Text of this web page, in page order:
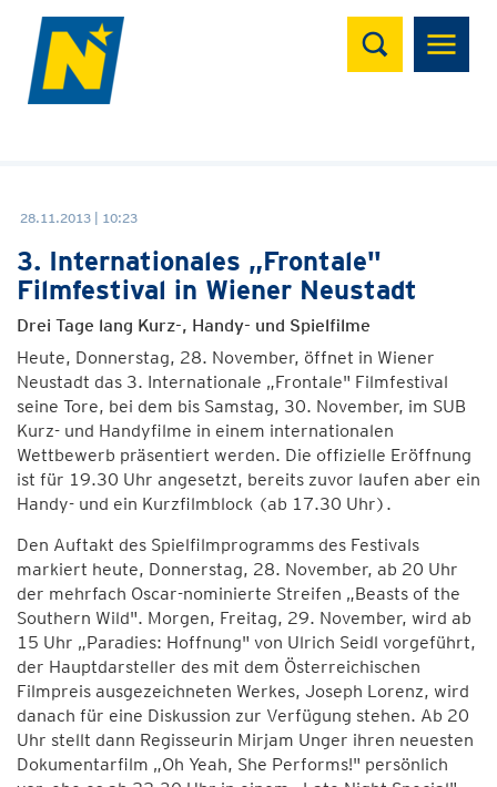
Suchen
28.11.2013 | 10:23
3. Internationales „Frontale"
Filmfestival in Wiener Neustadt
Drei Tage lang Kurz-, Handy- und Spielfilme
Heute, Donnerstag, 28. November, öffnet in Wiener
Neustadt das 3. Internationale „Frontale" Filmfestival
seine Tore, bei dem bis Samstag, 30. November, im SUB
Kurz- und Handyfilme in einem internationalen
Wettbewerb präsentiert werden. Die offizielle Eröffnung
ist für 19.30 Uhr angesetzt, bereits zuvor laufen aber ein
Handy- und ein Kurzfilmblock (ab 17.30 Uhr).
Den Auftakt des Spielfilmprogramms des Festivals
markiert heute, Donnerstag, 28. November, ab 20 Uhr
der mehrfach Oscar-nominierte Streifen „Beasts of the
Southern Wild". Morgen, Freitag, 29. November, wird ab
15 Uhr „Paradies: Hoffnung" von Ulrich Seidl vorgeführt,
der Hauptdarsteller des mit dem Österreichischen
Filmpreis ausgezeichneten Werkes, Joseph Lorenz, wird
danach für eine Diskussion zur Verfügung stehen. Ab 20
Uhr stellt dann Regisseurin Mirjam Unger ihren neuesten
Dokumentarfilm „Oh Yeah, She Performs!" persönlich